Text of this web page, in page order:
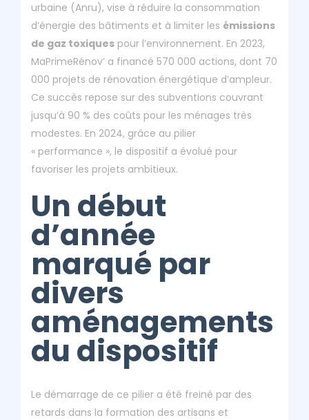
urbaine (Anru), vise à réduire la consommation
d’énergie des bâtiments et à limiter les émissions
de gaz toxiques pour l’environnement. En 2023,
MaPrimeRénov’ a financé 570 000 actions, dont 70
000 projets de rénovation énergétique d’ampleur.
Ce succès repose sur des subventions couvrant
jusqu’à 90 % des coûts pour les ménages très
modestes. En 2024, grâce au pilier
« performance », le dispositif a évolué pour
favoriser les projets ambitieux.
Un début
d’année
marqué par
divers
aménagements
du dispositif
Le démarrage de ce pilier a été freiné par des
retards dans la formation des artisans et